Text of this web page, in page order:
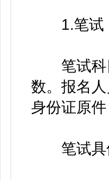
1.笔试
笔试科目
数。报名
身份证原
笔试具